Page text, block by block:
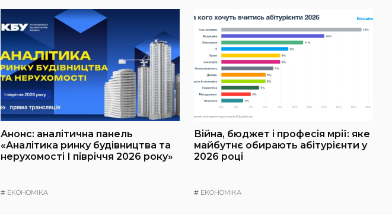
Анонс: аналітична панель
«Аналітика ринку будівництва та
нерухомості І півріччя 2026 року»
# ЕКОНОМІКА
Війна, бюджет і професія мрії: яке
майбутнє обирають абітурієнти у
2026 році
# ЕКОНОМІКА